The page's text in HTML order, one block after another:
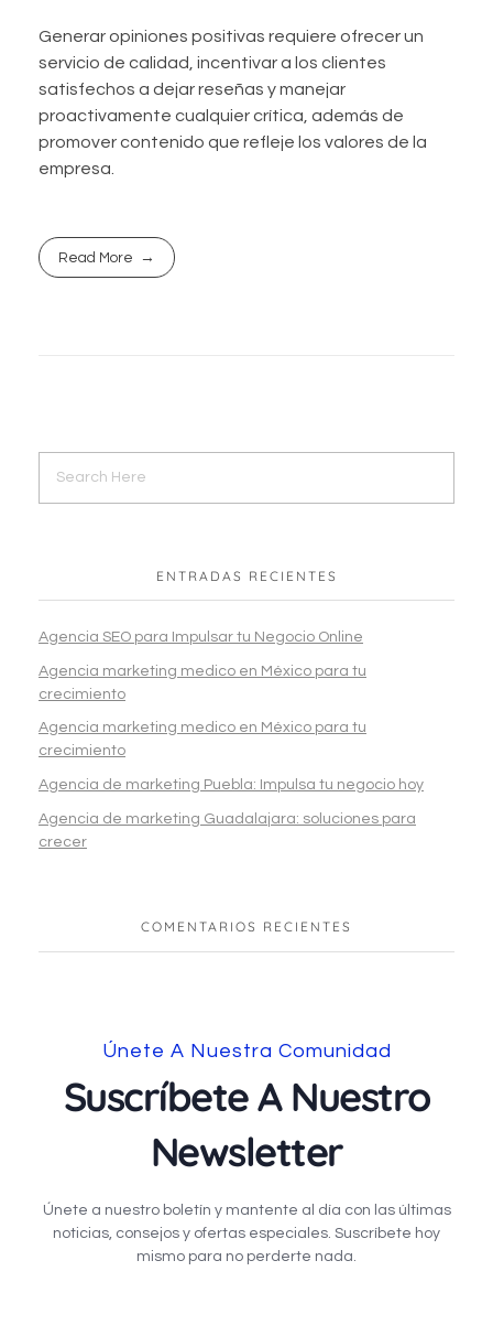
Generar opiniones positivas requiere ofrecer un
servicio de calidad, incentivar a los clientes
satisfechos a dejar reseñas y manejar
proactivamente cualquier crítica, además de
promover contenido que refleje los valores de la
empresa.
Read More
ENTRADAS RECIENTES
Agencia SEO para Impulsar tu Negocio Online
Agencia marketing medico en México para tu
crecimiento
Agencia marketing medico en México para tu
crecimiento
Agencia de marketing Puebla: Impulsa tu negocio hoy
Agencia de marketing Guadalajara: soluciones para
crecer
COMENTARIOS RECIENTES
Únete A Nuestra Comunidad
Suscríbete A Nuestro
Newsletter
Únete a nuestro boletín y mantente al día con las últimas
noticias, consejos y ofertas especiales. Suscríbete hoy
mismo para no perderte nada.